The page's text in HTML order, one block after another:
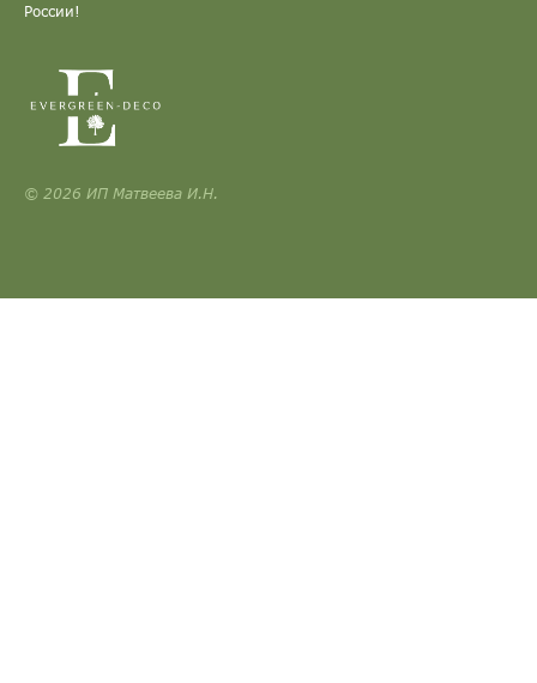
России!
© 2026 ИП Матвеева И.Н.